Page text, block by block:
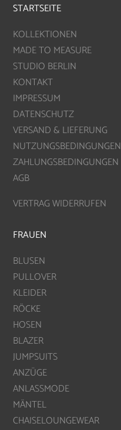
STARTSEITE
KOLLEKTIONEN
MADE TO MEASURE
STUDIO BERLIN
KONTAKT
IMPRESSUM
DATENSCHUTZ
VERSAND & LIEFERUNG
NUTZUNGSBEDINGUNGEN
ZAHLUNGSBEDINGUNGEN
AGB
VERTRAG WIDERRUFEN
FRAUEN
BLUSEN
PULLOVER
KLEIDER
RÖCKE
HOSEN
BLAZER
JUMPSUITS
ANZÜGE
ANLASSMODE
MÄNTEL
CHAISELOUNGEWEAR